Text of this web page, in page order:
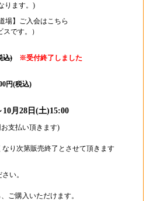
ります。)
場】ご入会はこちら
です。）
込) ※受付終了しました
円(税込)
10月28日(土)15:00
支払い頂きます)
り次第販売終了とさせて頂きます
い。
ご購入いただけます。